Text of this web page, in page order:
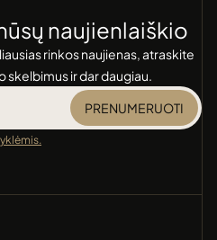
naujienlaiškio
rinkos naujienas, atraskite
skelbimus ir dar daugiau.
PRENUMERUOTI